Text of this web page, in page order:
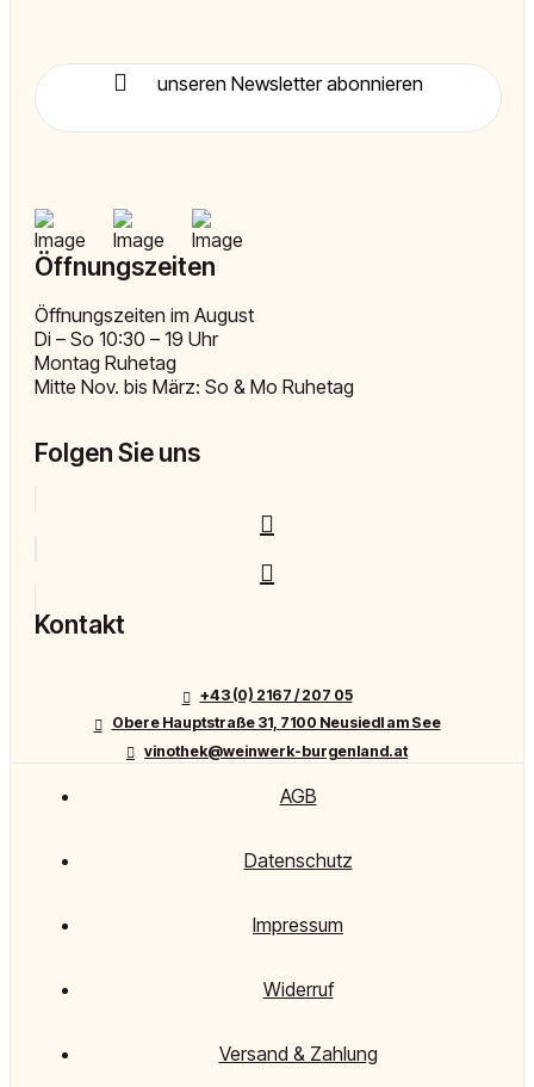
unseren Newsletter abonnieren
Öffnungszeiten
Öffnungszeiten im August
Di – So 10:30 – 19 Uhr
Montag Ruhetag
Mitte Nov. bis März: So & Mo Ruhetag
Folgen Sie uns
Kontakt
+43 (0) 2167 / 207 05
Obere Hauptstraße 31, 7100 Neusiedl am See
vinothek@weinwerk-burgenland.at
AGB
Datenschutz
Impressum
Widerruf
Versand & Zahlung